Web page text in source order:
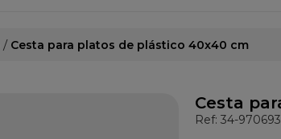
Cesta para platos de plástico 40x40 cm
Cesta
Ref: 34-970693